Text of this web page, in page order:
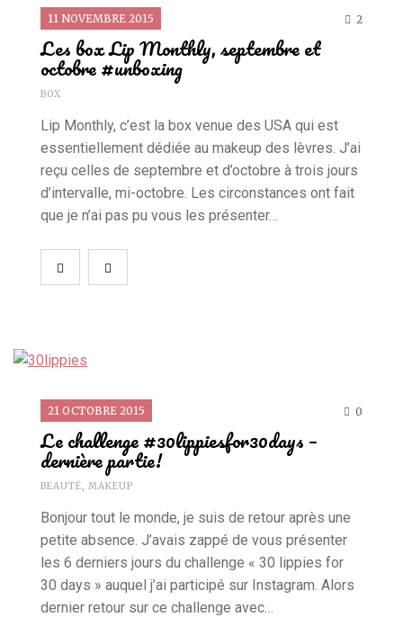
11 NOVEMBRE 2015 2
Les box Lip Monthly, septembre et
octobre #unboxing
BOX
Lip Monthly, c’est la box venue des USA qui est
essentiellement dédiée au makeup des lèvres. J’ai
reçu celles de septembre et d’octobre à trois jours
d’intervalle, mi-octobre. Les circonstances ont fait
que je n’ai pas pu vous les présenter…
21 OCTOBRE 2015 0
Le challenge #30lippiesfor30days –
dernière partie!
BEAUTÉ, MAKEUP
Bonjour tout le monde, je suis de retour après une
petite absence. J’avais zappé de vous présenter
les 6 derniers jours du challenge « 30 lippies for
30 days » auquel j’ai participé sur Instagram. Alors
dernier retour sur ce challenge avec…